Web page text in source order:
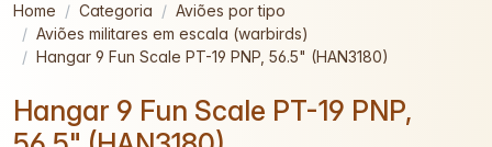
Home Categoria
Aviões por tipo
Aviões militares em escala (warbirds)
Hangar 9 Fun Scale PT-19 PNP, 56.5" (HAN3180)
Hangar 9 Fun Scale PT-19 PNP,